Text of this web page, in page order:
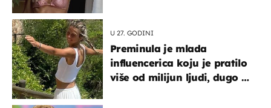
U 27. GODINI
Preminula je mlada
influencerica koju je pratilo
više od milijun ljudi, dugo se